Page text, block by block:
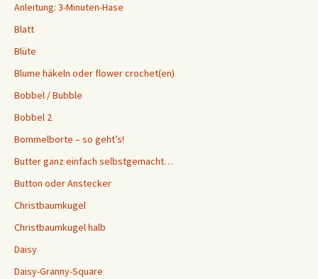
Anleitung: 3-Minuten-Hase
Blatt
Blüte
Blume häkeln oder flower crochet(en)
Bobbel / Bubble
Bobbel 2
Bommelborte – so geht’s!
Butter ganz einfach selbstgemacht…
Button oder Anstecker
Christbaumkugel
Christbaumkugel halb
Daisy
Daisy-Granny-Square